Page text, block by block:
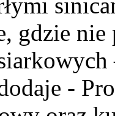
gdzie nie
-